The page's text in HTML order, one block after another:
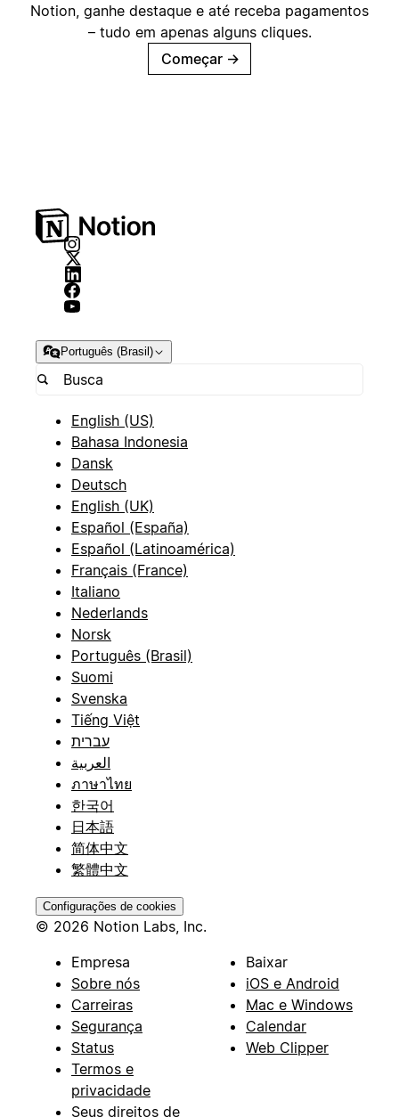
Notion, ganhe destaque e até receba pagamentos
– tudo em apenas alguns cliques.
Começar →
Português (Brasil)
English (US)
Bahasa Indonesia
Dansk
Deutsch
English (UK)
Español (España)
Español (Latinoamérica)
Français (France)
Italiano
Nederlands
Norsk
Português (Brasil)
Suomi
Svenska
Tiếng Việt
עברית
العربية
ภาษาไทย
한국어
日本語
简体中文
繁體中文
Configurações de cookies
© 2026 Notion Labs, Inc.
Empresa
Sobre nós
Carreiras
Segurança
Status
Termos e
privacidade
Seus direitos de
Baixar
iOS e Android
Mac e Windows
Calendar
Web Clipper